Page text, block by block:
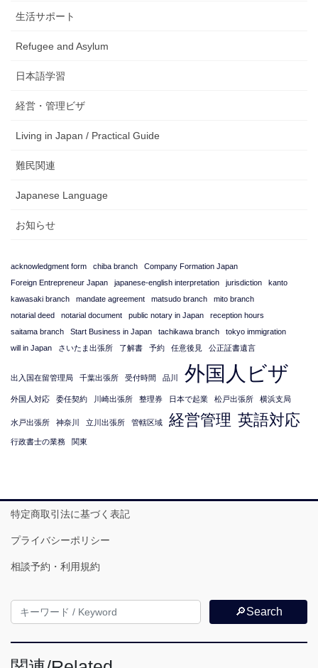
生活サポート
Refugee and Asylum
日本語学習
経営・管理ビザ
Living in Japan / Practical Guide
難民関連
Japanese Language
お知らせ
acknowledgment form chiba branch
Company Formation Japan
Foreign Entrepreneur Japan
japanese-english interpretation jurisdiction
kanto
kawasaki branch
mandate agreement matsudo branch
mito branch
notarial deed
notarial document public notary in Japan
reception hours
saitama branch
Start Business in Japan tachikawa branch
tokyo immigration
will in Japan
さいたま出張所 了解書 予約 任意後見 公正証書遺言
出入国在留管理局 千葉出張所 受付時間 品川 外国人ビザ
外国人対応 委任契約 川崎出張所 整理券 日本で起業 松戸出張所 横浜支局
水戸出張所 神奈川 立川出張所 管轄区域 経営管理 英語対応
行政書士の業務 関東
特定商取引法に基づく表記
プライバシーポリシー
相談予約・利用規約
🔎Search